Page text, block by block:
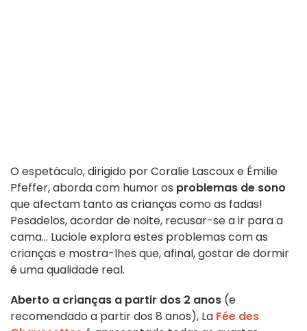
O espetáculo, dirigido por Coralie Lascoux e Émilie
Pfeffer, aborda com humor os problemas de sono
que afectam tanto as crianças como as fadas!
Pesadelos, acordar de noite, recusar-se a ir para a
cama... Luciole explora estes problemas com as
crianças e mostra-lhes que, afinal, gostar de dormir
é uma qualidade real.
Aberto a crianças a partir dos 2 anos (e
recomendado a partir dos 8 anos), La Fée des